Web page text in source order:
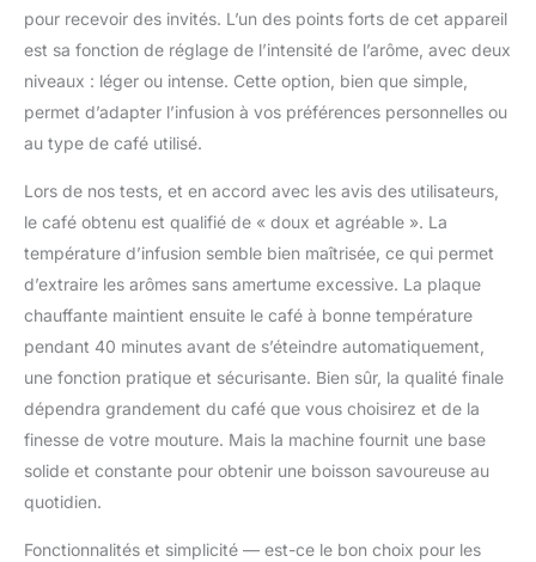
pour recevoir des invités. L’un des points forts de cet appareil
est sa fonction de réglage de l’intensité de l’arôme, avec deux
niveaux : léger ou intense. Cette option, bien que simple,
permet d’adapter l’infusion à vos préférences personnelles ou
au type de café utilisé.
Lors de nos tests, et en accord avec les avis des utilisateurs,
le café obtenu est qualifié de « doux et agréable ». La
température d’infusion semble bien maîtrisée, ce qui permet
d’extraire les arômes sans amertume excessive. La plaque
chauffante maintient ensuite le café à bonne température
pendant 40 minutes avant de s’éteindre automatiquement,
une fonction pratique et sécurisante. Bien sûr, la qualité finale
dépendra grandement du café que vous choisirez et de la
finesse de votre mouture. Mais la machine fournit une base
solide et constante pour obtenir une boisson savoureuse au
quotidien.
Fonctionnalités et simplicité — est-ce le bon choix pour les